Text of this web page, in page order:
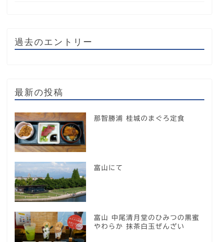
過去のエントリー
最新の投稿
那智勝浦 桂城のまぐろ定食
富山にて
富山 中尾清月堂のひみつの黒蜜
やわらか 抹茶白玉ぜんざい